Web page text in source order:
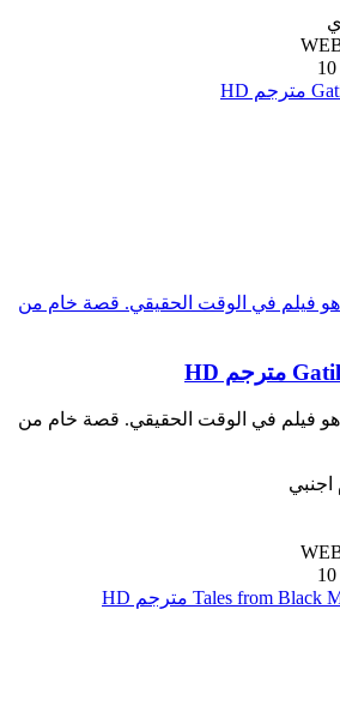
هو فيلم في الوقت الحقيقي. قصة خام من
هو فيلم في الوقت الحقيقي. قصة خام من
اجنبي